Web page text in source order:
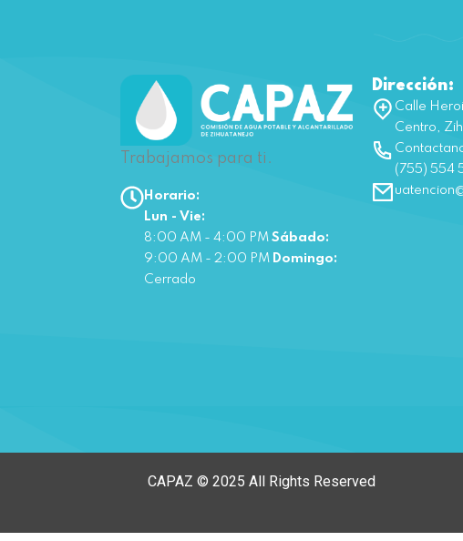
Trabajamos para ti.
Horario:
Lun - Vie:
8:00 AM - 4:00 PM Sábado:
9:00 AM - 2:00 PM Domingo:
Cerrado
Dirección:
Calle
Centro,
(755) 554
CAPAZ © 2025 All Rights Reserved